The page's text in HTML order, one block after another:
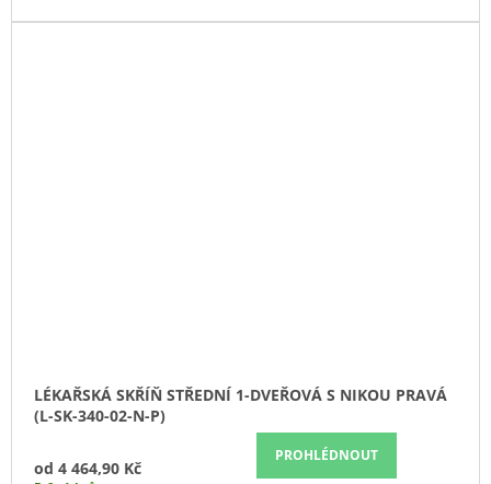
LÉKAŘSKÁ SKŘÍŇ STŘEDNÍ 1-DVEŘOVÁ S NIKOU PRAVÁ
(L-SK-340-02-N-P)
od 4 464,90 Kč
PROHLÉDNOUT